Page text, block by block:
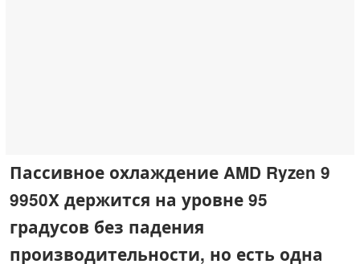
Пассивное охлаждение AMD Ryzen 9
9950X держится на уровне 95
градусов без падения
производительности, но есть одна